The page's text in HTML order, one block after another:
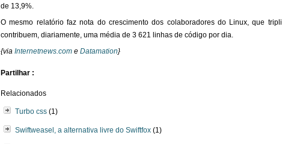
de 13,9%.
O mesmo relatório faz nota do crescimento dos colaboradores do Linux, que
contribuem, diariamente, uma média de 3 621 linhas de código por dia.
{via Internetnews.com e Datamation}
Partilhar :
Relacionados
Turbo css (1)
Swiftweasel, a alternativa livre do Swiftfox (1)